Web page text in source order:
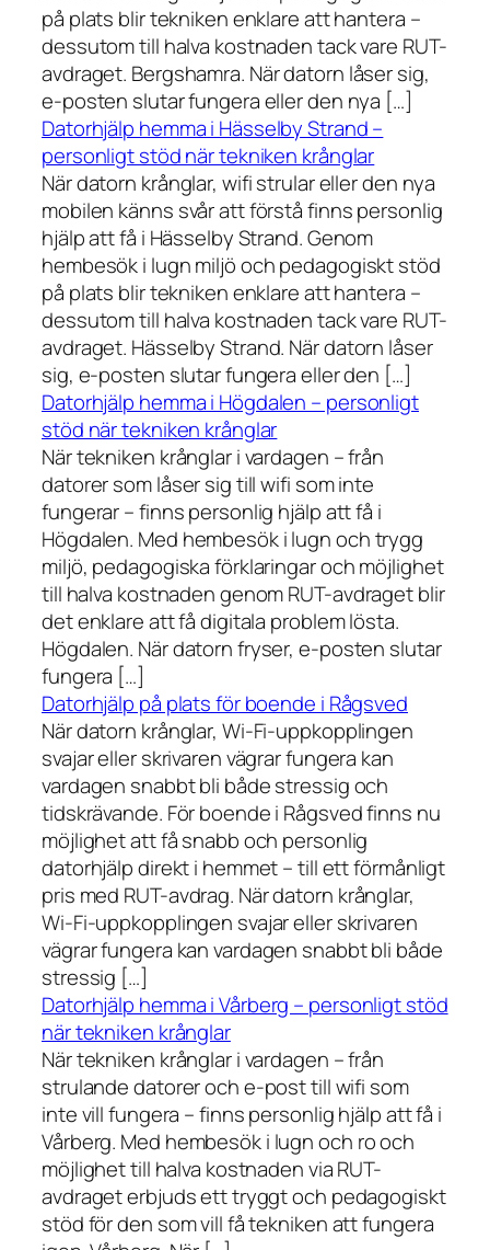
på plats blir tekniken enklare att hantera –
dessutom till halva kostnaden tack vare RUT-
avdraget. Bergshamra. När datorn låser sig,
e-posten slutar fungera eller den nya […]
Datorhjälp hemma i Hässelby Strand –
personligt stöd när tekniken krånglar
När datorn krånglar, wifi strular eller den nya
mobilen känns svår att förstå finns personlig
hjälp att få i Hässelby Strand. Genom
hembesök i lugn miljö och pedagogiskt stöd
på plats blir tekniken enklare att hantera –
dessutom till halva kostnaden tack vare RUT-
avdraget. Hässelby Strand. När datorn låser
sig, e-posten slutar fungera eller den […]
Datorhjälp hemma i Högdalen – personligt
stöd när tekniken krånglar
När tekniken krånglar i vardagen – från
datorer som låser sig till wifi som inte
fungerar – finns personlig hjälp att få i
Högdalen. Med hembesök i lugn och trygg
miljö, pedagogiska förklaringar och möjlighet
till halva kostnaden genom RUT-avdraget blir
det enklare att få digitala problem lösta.
Högdalen. När datorn fryser, e-posten slutar
fungera […]
Datorhjälp på plats för boende i Rågsved
När datorn krånglar, Wi-Fi-uppkopplingen
svajar eller skrivaren vägrar fungera kan
vardagen snabbt bli både stressig och
tidskrävande. För boende i Rågsved finns nu
möjlighet att få snabb och personlig
datorhjälp direkt i hemmet – till ett förmånligt
pris med RUT-avdrag. När datorn krånglar,
Wi-Fi-uppkopplingen svajar eller skrivaren
vägrar fungera kan vardagen snabbt bli både
stressig […]
Datorhjälp hemma i Vårberg – personligt stöd
när tekniken krånglar
När tekniken krånglar i vardagen – från
strulande datorer och e-post till wifi som
inte vill fungera – finns personlig hjälp att få i
Vårberg. Med hembesök i lugn och ro och
möjlighet till halva kostnaden via RUT-
avdraget erbjuds ett tryggt och pedagogiskt
stöd för den som vill få tekniken att fungera